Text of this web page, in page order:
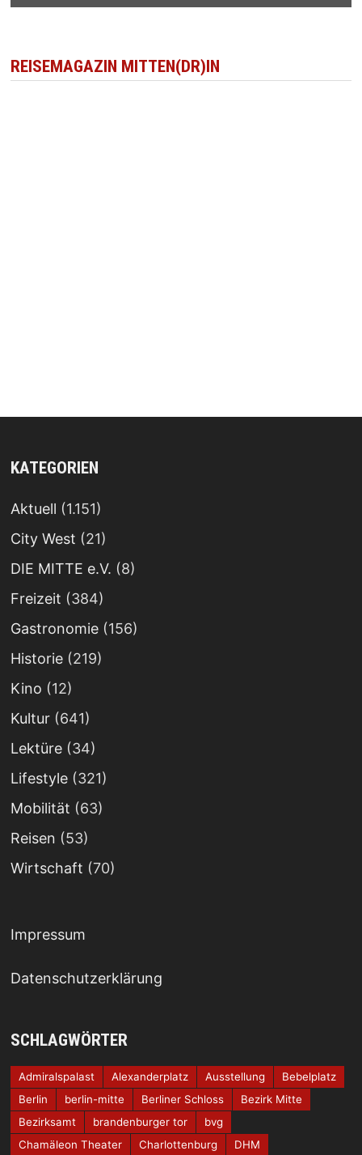
REISEMAGAZIN MITTEN(DR)IN
KATEGORIEN
Aktuell (1.151)
City West (21)
DIE MITTE e.V. (8)
Freizeit (384)
Gastronomie(156)
Historie(219)
Kino (12)
Kultur(641)
Lektüre(34)
Lifestyle(321)
Mobilität (63)
Reisen (53)
Wirtschaft (70)
Impressum
Datenschutzerklärung
SCHLAGWÖRTER
Admiralspalast Alexanderplatz Ausstellung
Bebelplatz
Berlin
berlin-mitte Berliner Schloss
Bezirk Mitte
Bezirksamt
brandenburger tor
bvg
Chamäleon Theater
Charlottenburg DHM